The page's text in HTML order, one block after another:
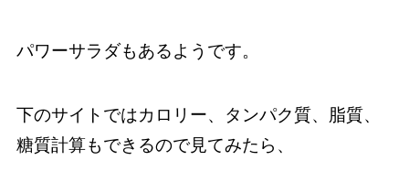
パワーサラダもあるようです。
下のサイトではカロリー、タンパク質、脂質、
糖質計算もできるので見てみたら、